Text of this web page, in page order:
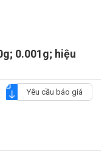
0.001g; hiệu
Yêu cầu báo giá